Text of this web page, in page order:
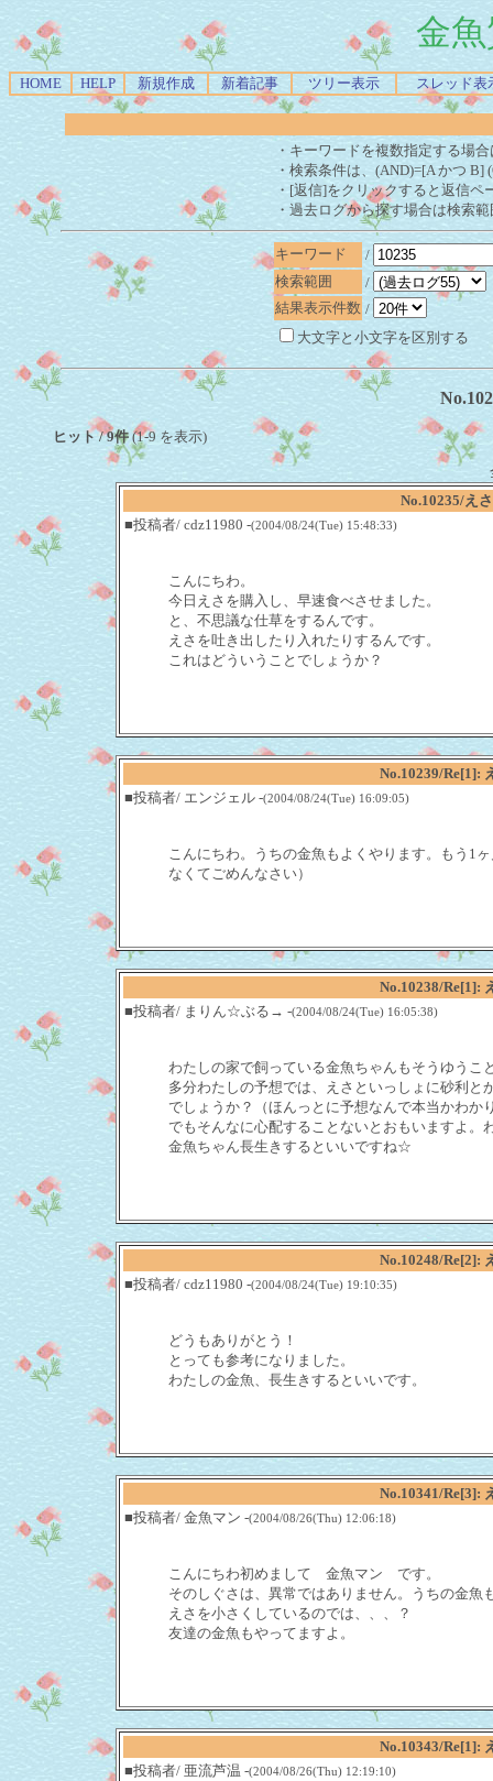
金
HOME HELP 新規作成 新着記事 ツリー表示 スレッド表
・キーワードを複数指定する場
・検索条件は、(AND)=[A かつ
・[返信]をクリックすると返信
・過去ログから探す場合は検索
キーワード
/
検索範囲
/
結果表示件数 /
大文字と小文字を区別する
ヒット / 9件 (1-9 を表示)
No.10235/え
■投稿者/ cdz11980 -(2004/08/24(Tue) 15:48:33)
こんにちわ。
今日えさを購入し、早速食べさせました。
と、不思議な仕草をするんです。
えさを吐き出したり入れたりするんです。
これはどういうことでしょうか？
No.10239/Re[1]:
■投稿者/ エンジェル -(2004/08/24(Tue) 16:09:05)
こんにちわ。うちの金魚もよくやります。もう1
なくてごめんなさい）
No.10238/Re[1]:
■投稿者/ まりん☆ぶる→ -(2004/08/24(Tue) 16:05:38)
わたしの家で飼っている金魚ちゃんもそうゆうこ
多分わたしの予想では、えさといっしょに砂利
でしょうか？（ほんっとに予想なんで本当かわか
でもそんなに心配することないとおもいますよ。
金魚ちゃん長生きするといいですね☆
No.10248/Re[2]:
■投稿者/ cdz11980 -(2004/08/24(Tue) 19:10:35)
どうもありがとう！
とっても参考になりました。
わたしの金魚、長生きするといいです。
No.10341/Re[3]:
■投稿者/ 金魚マン -(2004/08/26(Thu) 12:06:18)
こんにちわ初めまして　金魚マン　です。
そのしぐさは、異常ではありません。うちの金魚
えさを小さくしているのでは、、、？
友達の金魚もやってますよ。
No.10343/Re[1]:
■投稿者/ 亜流芦温 -(2004/08/26(Thu) 12:19:10)